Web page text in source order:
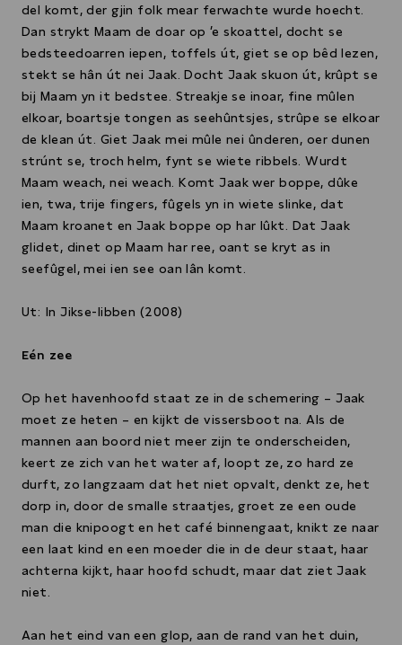
del komt, der gjin folk mear ferwachte wurde hoecht.
Dan strykt Maam de doar op ’e skoattel, docht se
bedsteedoarren iepen, toffels út, giet se op bêd lezen,
stekt se hân út nei Jaak. Docht Jaak skuon út, krûpt se
bij Maam yn it bedstee. Streakje se inoar, fine mûlen
elkoar, boartsje tongen as seehûntsjes, strûpe se elkoar
de klean út. Giet Jaak mei mûle nei ûnderen, oer dunen
strúnt se, troch helm, fynt se wiete ribbels. Wurdt
Maam weach, nei weach. Komt Jaak wer boppe, dûke
ien, twa, trije fingers, fûgels yn in wiete slinke, dat
Maam kroanet en Jaak boppe op har lûkt. Dat Jaak
glidet, dinet op Maam har ree, oant se kryt as in
seefûgel, mei ien see oan lân komt.
Ut: In Jikse-libben (2008)
Eén zee
Op het havenhoofd staat ze in de schemering – Jaak
moet ze heten – en kijkt de vissersboot na. Als de
mannen aan boord niet meer zijn te onderscheiden,
keert ze zich van het water af, loopt ze, zo hard ze
durft, zo langzaam dat het niet opvalt, denkt ze, het
dorp in, door de smalle straatjes, groet ze een oude
man die knipoogt en het café binnengaat, knikt ze naar
een laat kind en een moeder die in de deur staat, haar
achterna kijkt, haar hoofd schudt, maar dat ziet Jaak
niet.
Aan het eind van een glop, aan de rand van het duin,